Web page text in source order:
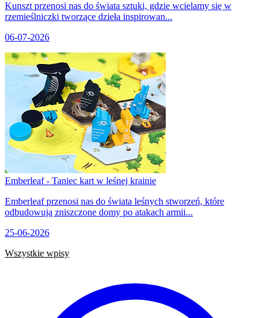
Kunszt przenosi nas do świata sztuki, gdzie wcielamy się w
rzemieślniczki tworzące dzieła inspirowan...
06-07-2026
Emberleaf - Taniec kart w leśnej krainie
Emberleaf przenosi nas do świata leśnych stworzeń, które
odbudowują zniszczone domy po atakach armii...
25-06-2026
Wszystkie wpisy